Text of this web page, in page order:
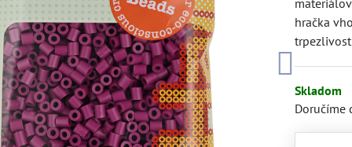
hračka
Skladom
Doručíme